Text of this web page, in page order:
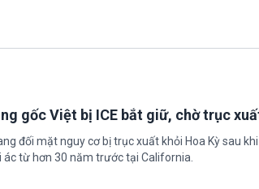
gốc Việt bị ICE bắt giữ, chờ trục
đối mặt nguy cơ bị trục xuất khỏi Hoa Kỳ sau
từ hơn 30 năm trước tại California.